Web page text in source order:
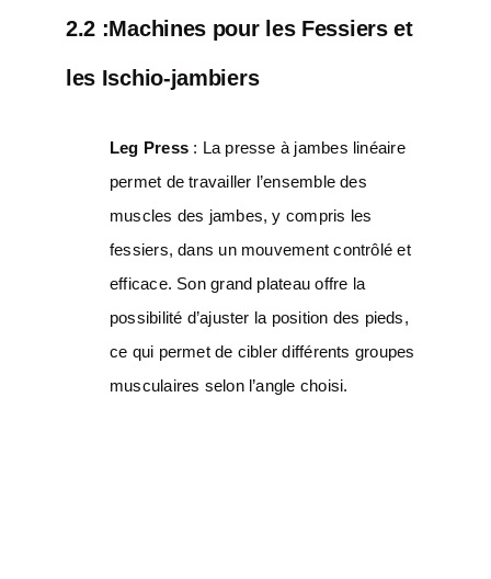
2.2 :Machines pour les Fessiers et
les Ischio-jambiers
Leg Press : La presse à jambes linéaire
permet de travailler l’ensemble des
muscles des jambes, y compris les
fessiers, dans un mouvement contrôlé et
efficace. Son grand plateau offre la
possibilité d’ajuster la position des pieds,
ce qui permet de cibler différents groupes
musculaires selon l’angle choisi.